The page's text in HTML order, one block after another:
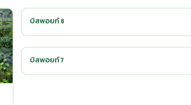
บิสพอยท์ 6
บิสพอยท์ 7